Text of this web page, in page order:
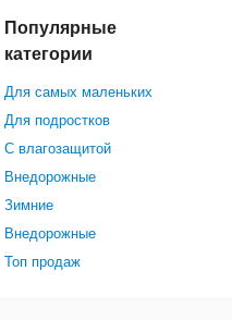
Популярные
категории
Для самых маленьких
Для подростков
С влагозащитой
Внедорожные
Зимние
Внедорожные
Топ продаж